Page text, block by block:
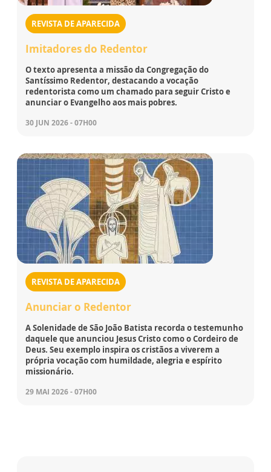
REVISTA DE APARECIDA
Imitadores do Redentor
O texto apresenta a missão da Congregação do
Santíssimo Redentor, destacando a vocação
redentorista como um chamado para seguir Cristo e
anunciar o Evangelho aos mais pobres.
30 JUN 2026 - 07H00
REVISTA DE APARECIDA
Anunciar o Redentor
A Solenidade de São João Batista recorda o testemunho
daquele que anunciou Jesus Cristo como o Cordeiro de
Deus. Seu exemplo inspira os cristãos a viverem a
própria vocação com humildade, alegria e espírito
missionário.
29 MAI 2026 - 07H00